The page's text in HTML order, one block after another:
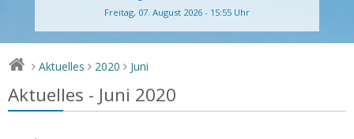
Freitag, 07. August 2026 - 15:55 Uhr
> Aktuelles > 2020 > Juni
Aktuelles - Juni 2020